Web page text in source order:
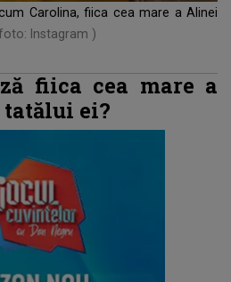
Carolina, fiica cea mare a Alinei
Instagram )
fiica cea mare a
ei?